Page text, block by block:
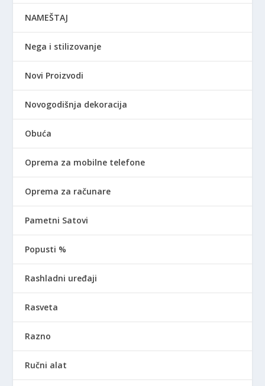
NAMEŠTAJ
Nega i stilizovanje
Novi Proizvodi
Novogodišnja dekoracija
Obuća
Oprema za mobilne telefone
Oprema za računare
Pametni Satovi
Popusti %
Rashladni uređaji
Rasveta
Razno
Ručni alat